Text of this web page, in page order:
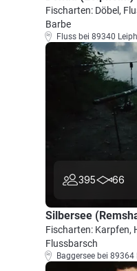
Fischarten: Döbel,
Barbe
Fluss bei 89340
395 66
Silbersee
Fischarten: Karpfen,
Flussbarsch
Baggersee bei 89364